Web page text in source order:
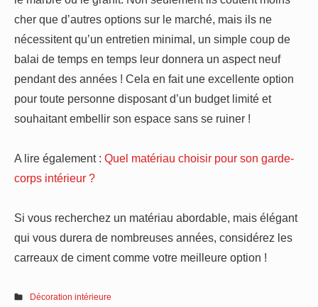
cher que d’autres options sur le marché, mais ils ne
nécessitent qu’un entretien minimal, un simple coup de
balai de temps en temps leur donnera un aspect neuf
pendant des années ! Cela en fait une excellente option
pour toute personne disposant d’un budget limité et
souhaitant embellir son espace sans se ruiner !
A lire également : Quel matériau choisir pour son garde-
corps intérieur ?
Si vous recherchez un matériau abordable, mais élégant
qui vous durera de nombreuses années, considérez les
carreaux de ciment comme votre meilleure option !
Décoration intérieure